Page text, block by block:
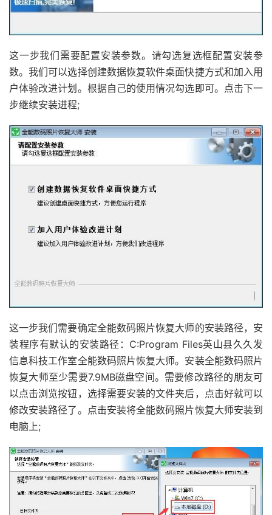
这一步我们需要配置安装参数。请勾选复选框配置安装参
数。我们可以选择创建数据恢复软件桌面快捷方式和加入用
户体验改进计划。根据自己的使用情况勾选即可。点击下一
步继续安装进程;
这一步我们需要确定全能数码照片恢复大师的安装路径，安
装程序有默认的安装路径：C:Program Files英山县久久发
信息科技工作室全能数码照片恢复大师。安装全能数码照片
恢复大师至少需要7.9MB磁盘空间。需要修改路径的朋友可
以点击浏览按钮，选择需要安装的文件夹后，点击好就可以
修改安装路径了。点击安装将全能数码照片恢复大师安装到
电脑上;